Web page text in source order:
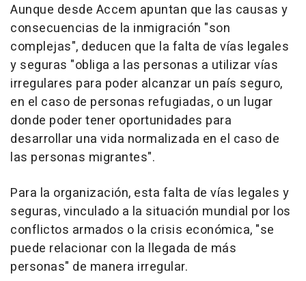
Aunque desde Accem apuntan que las causas y
consecuencias de la inmigración "son
complejas", deducen que la falta de vías legales
y seguras "obliga a las personas a utilizar vías
irregulares para poder alcanzar un país seguro,
en el caso de personas refugiadas, o un lugar
donde poder tener oportunidades para
desarrollar una vida normalizada en el caso de
las personas migrantes".
Para la organización, esta falta de vías legales y
seguras, vinculado a la situación mundial por los
conflictos armados o la crisis económica, "se
puede relacionar con la llegada de más
personas" de manera irregular.